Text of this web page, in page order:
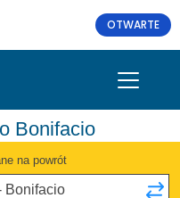
OTWARTE
Bonifacio
na powrót